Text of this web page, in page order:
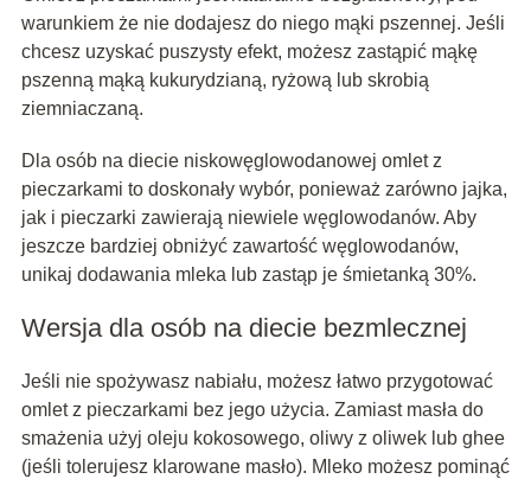
warunkiem że nie dodajesz do niego mąki pszennej. Jeśli
chcesz uzyskać puszysty efekt, możesz zastąpić mąkę
pszenną mąką kukurydzianą, ryżową lub skrobią
ziemniaczaną.
Dla osób na diecie niskowęglowodanowej omlet z
pieczarkami to doskonały wybór, ponieważ zarówno jajka,
jak i pieczarki zawierają niewiele węglowodanów. Aby
jeszcze bardziej obniżyć zawartość węglowodanów,
unikaj dodawania mleka lub zastąp je śmietanką 30%.
Wersja dla osób na diecie bezmlecznej
Jeśli nie spożywasz nabiału, możesz łatwo przygotować
omlet z pieczarkami bez jego użycia. Zamiast masła do
smażenia użyj oleju kokosowego, oliwy z oliwek lub ghee
(jeśli tolerujesz klarowane masło). Mleko możesz pominąć